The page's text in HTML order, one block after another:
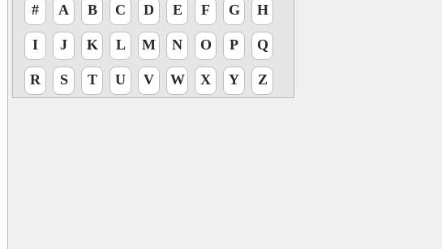
# A B C D E F G H
I J K L M N O P Q
R S T U V W X Y Z